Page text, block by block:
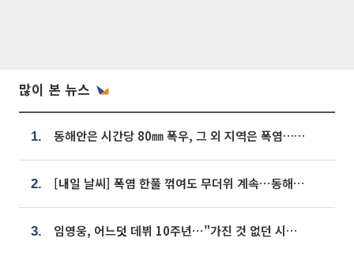
많이 본 뉴스
1. 동해안은 시간당 80㎜ 폭우, 그 외 지역은 폭염…‘극과 극 날씨’
2. [내일 날씨] 폭염 한풀 꺾여도 무더위 계속⋯동해안 이틀 연속 비
3. 임영웅, 어느덧 데뷔 10주년⋯"가진 것 없던 시절, 내 앞엔 20명의 팬뿐"